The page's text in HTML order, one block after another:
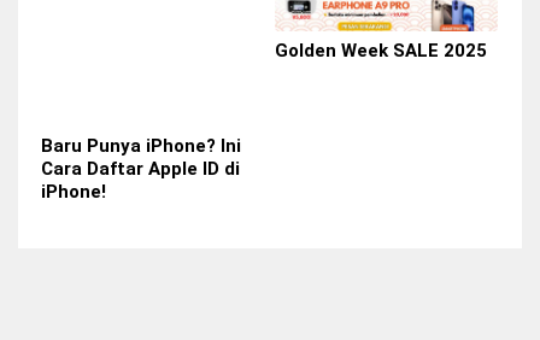
Golden Week SALE 2025
Baru Punya iPhone? Ini
Cara Daftar Apple ID di
iPhone!